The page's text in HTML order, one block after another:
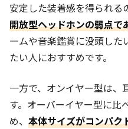
安定した装着感を得られる
開放型ヘッドホンの弱点で
ームや音楽鑑賞に没頭した
たい人におすすめです。
一方で、オンイヤー型は、
す。オーバーイヤー型に比
め、 本体サイズがコンパク